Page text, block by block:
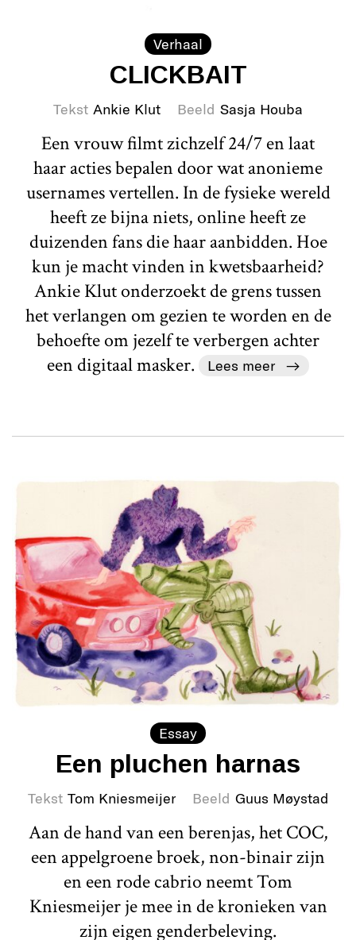
Verhaal
CLICKBAIT
Tekst Ankie Klut Beeld Sasja Houba
Een vrouw filmt zichzelf 24/7 en laat
haar acties bepalen door wat anonieme
usernames vertellen. In de fysieke wereld
heeft ze bijna niets, online heeft ze
duizenden fans die haar aanbidden. Hoe
kun je macht vinden in kwetsbaarheid?
Ankie Klut onderzoekt de grens tussen
het verlangen om gezien te worden en de
behoefte om jezelf te verbergen achter
een digitaal masker.
Lees meer
Essay
Een pluchen harnas
Tekst Tom Kniesmeijer Beeld Guus Møystad
Aan de hand van een berenjas, het COC,
een appelgroene broek, non-binair zijn
en een rode cabrio neemt Tom
Kniesmeijer je mee in de kronieken van
zijn eigen genderbeleving.